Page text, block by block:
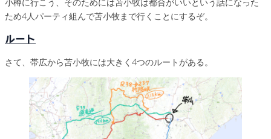
ため4人パーティ組んで苫小牧まで行くことにするぞ。
ルート
さて、帯広から苫小牧には大きく4つのルートがある。